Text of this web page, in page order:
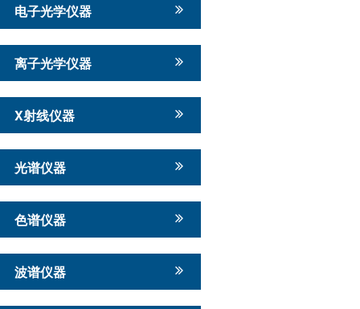
电子光学仪器
离子光学仪器
X射线仪器
光谱仪器
色谱仪器
波谱仪器